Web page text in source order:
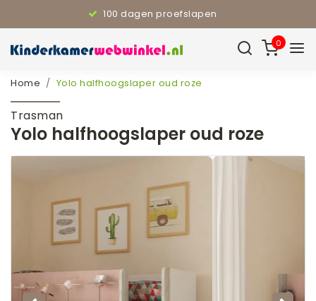
100 dagen proefslapen
0
Home Yolo halfhoogslaper oud roze
Trasman
Yolo halfhoogslaper oud roze